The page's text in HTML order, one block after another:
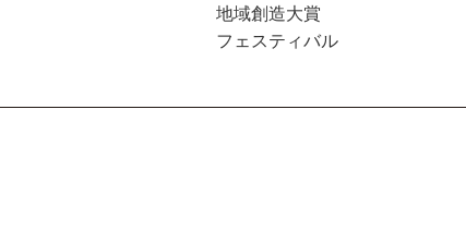
地域創造大賞
フェスティバル